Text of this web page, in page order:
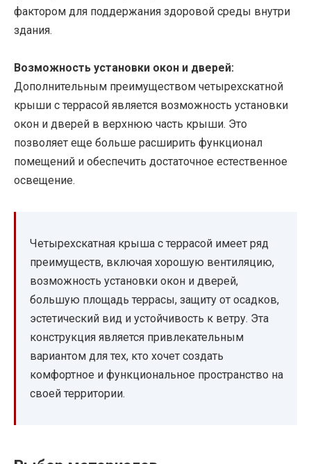
фактором для поддержания здоровой среды внутри
здания.
Возможность установки окон и дверей:
Дополнительным преимуществом четырехскатной
крыши с террасой является возможность установки
окон и дверей в верхнюю часть крыши. Это
позволяет еще больше расширить функционал
помещений и обеспечить достаточное естественное
освещение.
Четырехскатная крыша с террасой имеет ряд
преимуществ, включая хорошую вентиляцию,
возможность установки окон и дверей,
большую площадь террасы, защиту от осадков,
эстетический вид и устойчивость к ветру. Эта
конструкция является привлекательным
вариантом для тех, кто хочет создать
комфортное и функциональное пространство на
своей территории.